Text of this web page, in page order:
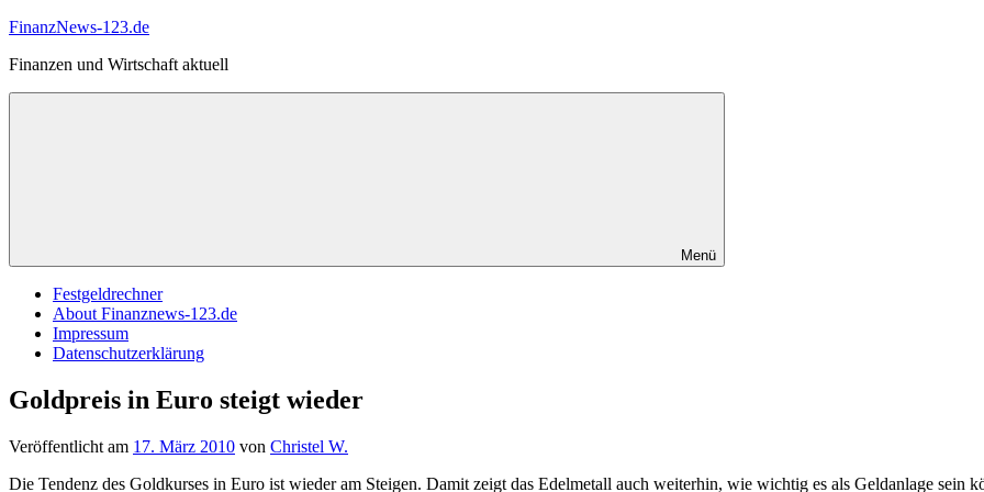
Zum
springen
FinanzNews-123.de
Finanzen und Wirtschaft aktuell
Menü
Festgeldrechner
About Finanznews-123.de
Impressum
Datenschutzerklärung
Goldpreis in Euro steigt wieder
Veröffentlicht am 17. März 2010 von Christel W.
Die Tendenz des Goldkurses in Euro ist wieder am Steigen. Damit zeigt das Edelmetall auch weiterhin, wie wichtig es als Geldanlage sein